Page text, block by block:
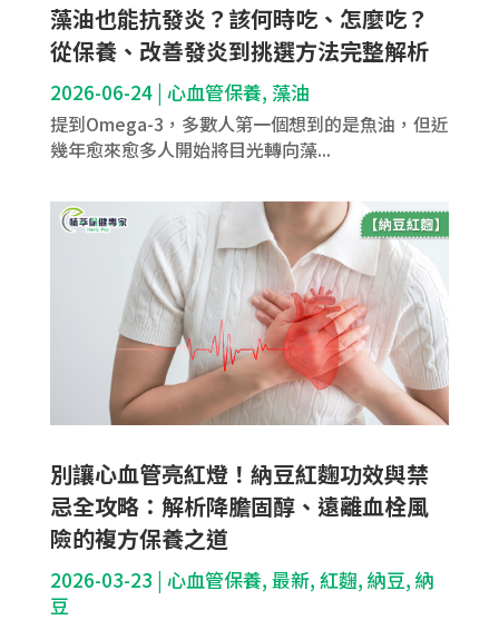
藻油也能抗發炎？該何時吃、怎麼吃？
從保養、改善發炎到挑選方法完整解析
2026-06-24| 心血管保養, 藻油
提到Omega-3，多數人第一個想到的是魚油，但近
幾年愈來愈多人開始將目光轉向藻...
別讓心血管亮紅燈！納豆紅麴功效與禁
忌全攻略：解析降膽固醇、遠離血栓風
險的複方保養之道
2026-03-23 | 心血管保養, 最新, 紅麴, 納豆, 納
豆